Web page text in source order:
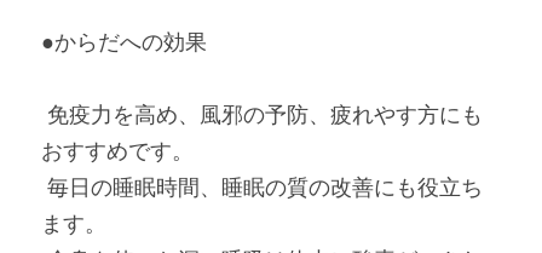
●からだへの効果
おすすめです。
ます。